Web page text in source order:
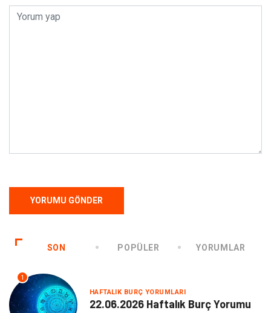
SON POPÜLER YORUMLAR
1
HAFTALIK BURÇ YORUMLARI
22.06.2026 Haftalık Burç Yorumu